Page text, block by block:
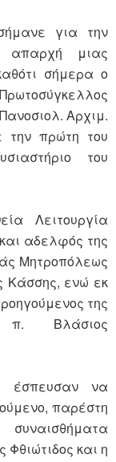
για την
απαρχή μιας
σήμερα ο
Αρχιμ.
την πρώτη του
του
Λειτουργία
αδελφός της
Μητροπόλεως
Κάσσης, ενώ εκ
της
π. Βλάσιος
έσπευσαν να
παρέστη
Φθιώτιδος και η